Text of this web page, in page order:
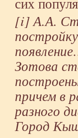
[i] А.А.
Зотова
причем в
разного
Город